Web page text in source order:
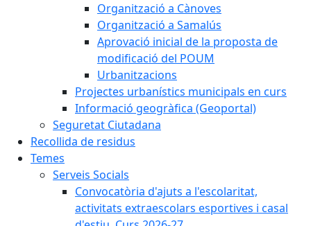
Organització a Cànoves
Organització a Samalús
Aprovació inicial de la proposta de
modificació del POUM
Urbanitzacions
Projectes urbanístics municipals en curs
Informació geogràfica (Geoportal)
Seguretat Ciutadana
Recollida de residus
Temes
Serveis Socials
Convocatòria d'ajuts a l'escolaritat,
activitats extraescolars esportives i casal